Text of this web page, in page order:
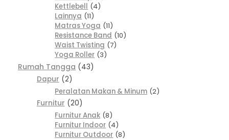
Kettlebell 4
Lainnya 11
Matras Yoga 11
Resistance Band 10
Waist Twisting 7
Yoga Roller 3
Rumah Tangga 43
Dapur
2
Peralatan Makan & Minum 2
Furnitur
20
Furnitur Anak 8
Furnitur Indoor 4
Furnitur Outdoor 8